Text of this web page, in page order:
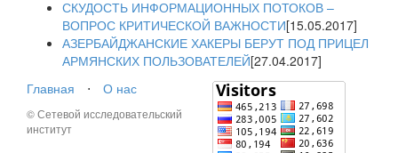
СКУДОСТЬ ИНФОРМАЦИОННЫХ ПОТОКОВ –
ВОПРОС КРИТИЧЕСКОЙ ВАЖНОСТИ[15.05.2017]
АЗЕРБАЙДЖАНСКИЕ ХАКЕРЫ БЕРУТ ПОД ПРИЦЕЛ
АРМЯНСКИХ ПОЛЬЗОВАТЕЛЕЙ[27.04.2017]
Главная
⋅ О нас
© Сетевой исследовательский
институт